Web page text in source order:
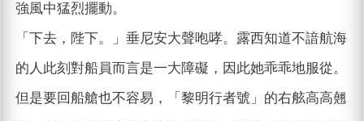
強風中猛烈擺動。
「下去，陛下。」垂尼安大聲咆哮。露西知道不諳航海
的人此刻對船員而言是一大障礙，因此她乖乖地服從。
但是要回船艙也不容易，「黎明行者號」的右舷高高翹